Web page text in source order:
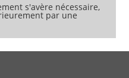
s'avère nécessaire,
par une